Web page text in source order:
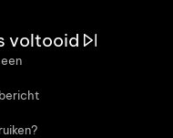
voltooid